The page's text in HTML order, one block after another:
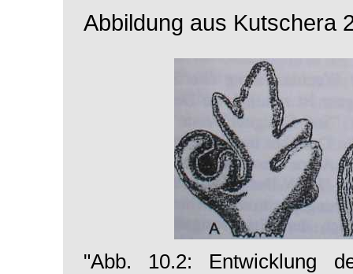
Abbildung aus Kutschera
"Abb. 10.2: Entwicklung